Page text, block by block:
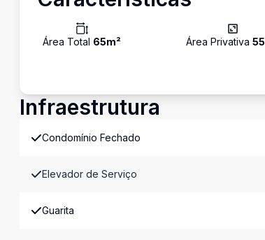
Área Total 65m² Área Privativa55
Infraestrutura
Condomínio Fechado
Elevador de Serviço
Guarita